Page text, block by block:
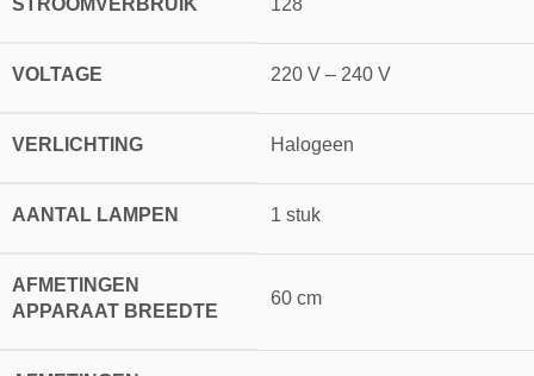
STROOMVERBRUIK 128
VOLTAGE 220 V – 240 V
VERLICHTING Halogeen
AANTAL LAMPEN 1 stuk
AFMETINGEN
APPARAAT BREEDTE
60 cm